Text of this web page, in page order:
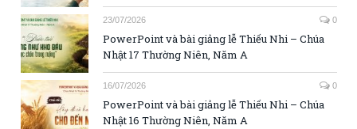
23/07/2026 0
PowerPoint và bài giảng lễ Thiếu Nhi – Chúa
Nhật 17 Thường Niên, Năm A
16/07/2026 0
PowerPoint và bài giảng lễ Thiếu Nhi – Chúa
Nhật 16 Thường Niên, Năm A